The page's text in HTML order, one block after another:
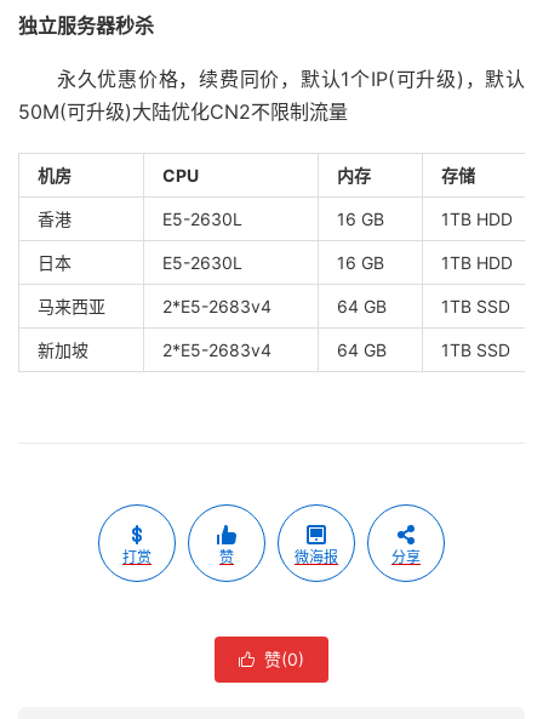
独立服务器秒杀
永久优惠价格，续费同价，默认1个IP(可升级)，默认
50M(可升级)大陆优化CN2不限制流量
机房 CPU 内存 存储
香港 E5-2630L 16 GB 1TB HDD
日本 E5-2630L 16 GB 1TB HDD
马来西亚 2*E5-2683v4 64 GB 1TB SSD
新加坡 2*E5-2683v4 64 GB 1TB SSD
打赏 赞 微海报 分享
 赞(0)